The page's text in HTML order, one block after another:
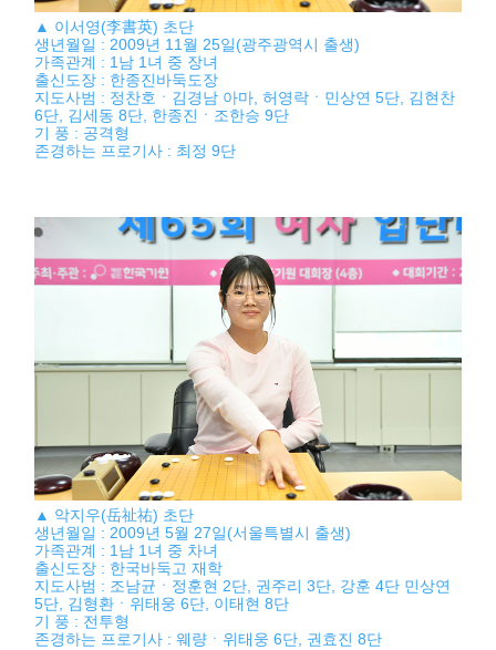
▲ 이서영(李書英) 초단
생년월일 : 2009년 11월 25일(광주광역시 출생)
가족관계 : 1남 1녀 중 장녀
출신도장 : 한종진바둑도장
지도사범 : 정찬호ㆍ김경남 아마, 허영락ㆍ민상연 5단, 김현찬
6단, 김세동 8단, 한종진ㆍ조한승 9단
기 풍 : 공격형
존경하는 프로기사 : 최정 9단
▲ 악지우(岳祉祐) 초단
생년월일 : 2009년 5월 27일(서울특별시 출생)
가족관계 : 1남 1녀 중 차녀
출신도장 : 한국바둑고 재학
지도사범 : 조남균ㆍ정훈현 2단, 권주리 3단, 강훈 4단 민상연
5단, 김형환ㆍ위태웅 6단, 이태현 8단
기 풍 : 전투형
존경하는 프로기사 : 웨량ㆍ위태웅 6단, 권효진 8단